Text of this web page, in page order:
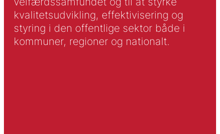
kvalitetsudvikling, effektivisering og
styring i den offentlige sektor både i
kommuner, regioner og nationalt.